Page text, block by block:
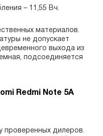
– 11,55 Вч.
материалов.
не допускает
выхода из
подсоединяется
Redmi Note 5A
проверенных дилеров.